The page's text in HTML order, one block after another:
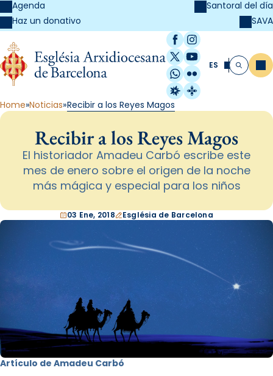
Agenda
Haz un donativo
Santoral del día
SAVA
Facebook
Instagram
X / Twitter
YouTube
WhatsApp
Flickr
Radio Estel
Catalunya
ES Buscar
Home Noticias Recibir a los Reyes Magos
Recibir a los Reyes Magos
El historiador Amadeu Carbó escribe este
mes de enero sobre el origen de la noche
más mágica y especial para los niños
03 Ene, 2018 Església de Barcelona
Artículo de Amadeu Carbó